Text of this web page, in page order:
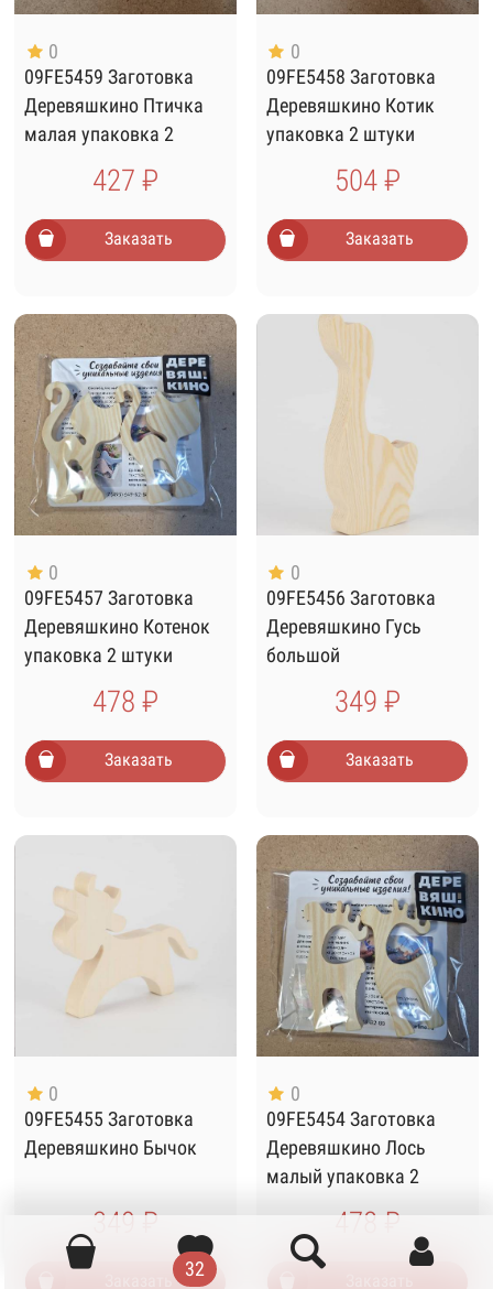
32
0
09FE5459 Заготовка
Деревяшкино Птичка
малая упаковка 2
427 ₽
Заказать
0
09FE5458 Заготовка
Деревяшкино Котик
упаковка 2 штуки
504 ₽
Заказать
0
09FE5457 Заготовка
Деревяшкино Котенок
упаковка 2 штуки
478 ₽
Заказать
0
09FE5456 Заготовка
Деревяшкино Гусь
большой
349 ₽
Заказать
0
09FE5455 Заготовка
Деревяшкино Бычок
349 ₽
0
09FE5454 Заготовка
Деревяшкино Лось
малый упаковка 2
478 ₽